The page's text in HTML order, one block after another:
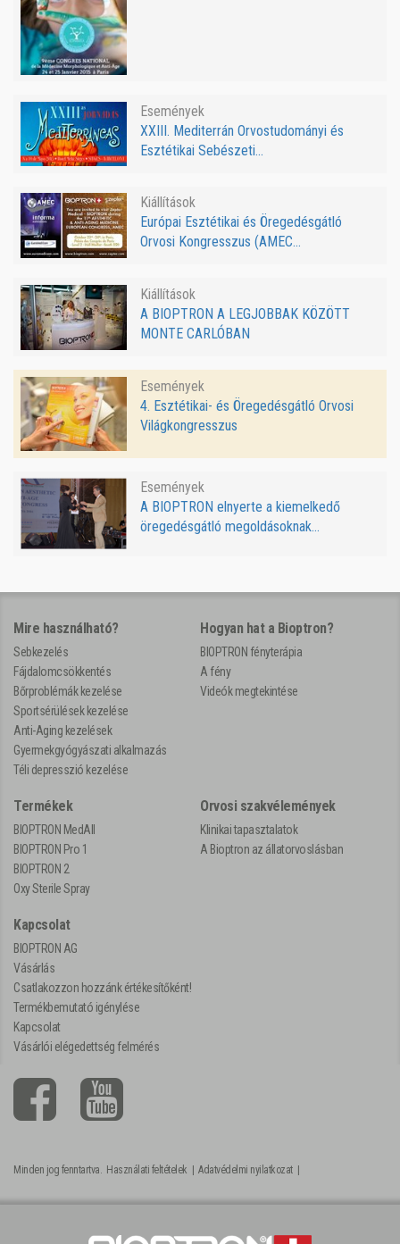
Események
XXIII. Mediterrán Orvostudományi és
Esztétikai Sebészeti...
Kiállítások
Európai Esztétikai és Öregedésgátló
Orvosi Kongresszus (AMEC...
Kiállítások
A BIOPTRON A LEGJOBBAK KÖZÖTT
MONTE CARLÓBAN
Események
4. Esztétikai- és Öregedésgátló Orvosi
Világkongresszus
Események
A BIOPTRON elnyerte a kiemelkedő
öregedésgátló megoldásoknak...
Mire használható?
Sebkezelés
Fájdalomcsökkentés
Bőrproblémák kezelése
Sportsérülések kezelése
Anti-Aging kezelések
Gyermekgyógyászati alkalmazás
Téli depresszió kezelése
Hogyan hat a Bioptron?
BIOPTRON fényterápia
A fény
Videók megtekintése
Termékek
BIOPTRON MedAll
BIOPTRON Pro 1
BIOPTRON 2
Oxy Sterile Spray
Orvosi szakvélemények
Klinikai tapasztalatok
A Bioptron az állatorvoslásban
Kapcsolat
BIOPTRON AG
Vásárlás
Csatlakozzon hozzánk értékesítőként!
Termékbemutató igénylése
Kapcsolat
Vásárlói elégedettség felmérés
Minden jog fenntartva. Használati feltételek | Adatvédelmi nyilatkozat|